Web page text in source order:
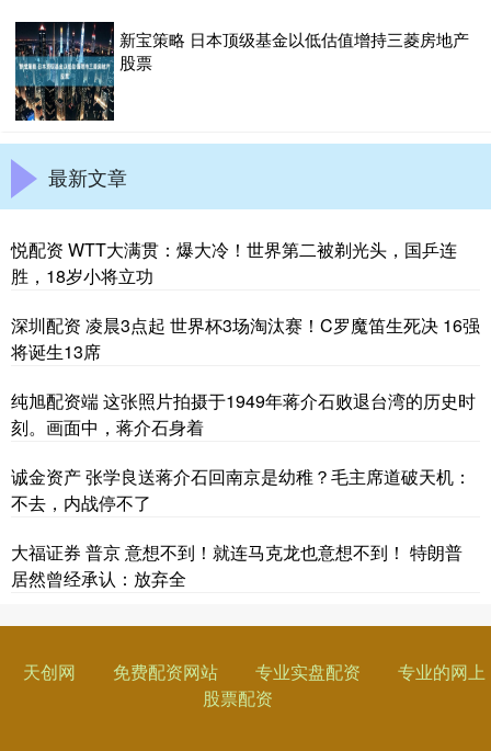
新宝策略 日本顶级基金以低估值增持三菱房地产
股票
最新文章
悦配资 WTT大满贯：爆大冷！世界第二被剃光头，国乒连
胜，18岁小将立功
深圳配资 凌晨3点起 世界杯3场淘汰赛！C罗魔笛生死决 16强
将诞生13席
纯旭配资端 这张照片拍摄于1949年蒋介石败退台湾的历史时
刻。画面中，蒋介石身着
诚金资产 张学良送蒋介石回南京是幼稚？毛主席道破天机：
不去，内战停不了
大福证券 普京 意想不到！就连马克龙也意想不到！ 特朗普
居然曾经承认：放弃全
天创网 免费配资网站 专业实盘配资
专业的网上
股票配资